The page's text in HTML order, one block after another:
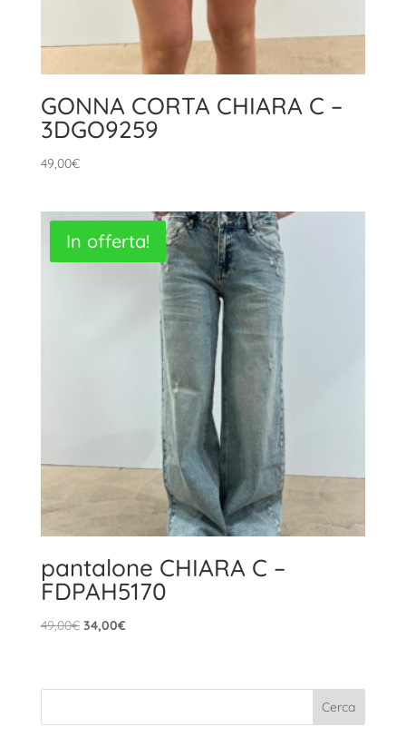
GONNA CORTA CHIARA C –
3DGO9259
49,00€
In offerta!
pantalone CHIARA C –
FDPAH5170
49,00€ Il
era:
34,00€Il
è: